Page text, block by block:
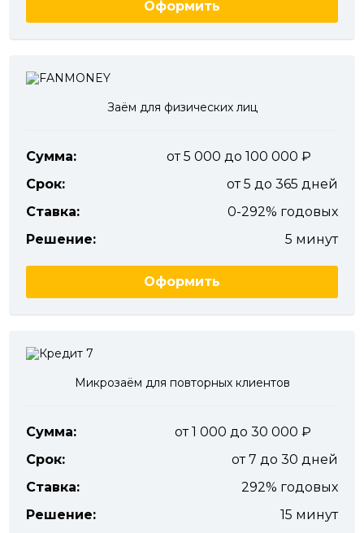
Оформить
Заём для физических лиц
Сумма:
от 5 000 до 100 000
Срок:
от 5 до 365 дней
Ставка:
0-292% годовых
Решение:
5 минут
Оформить
Микрозаём для повторных клиентов
Сумма:
от 1 000 до 30 000
Срок:
от 7 до 30 дней
Ставка:
292% годовых
Решение:
15 минут